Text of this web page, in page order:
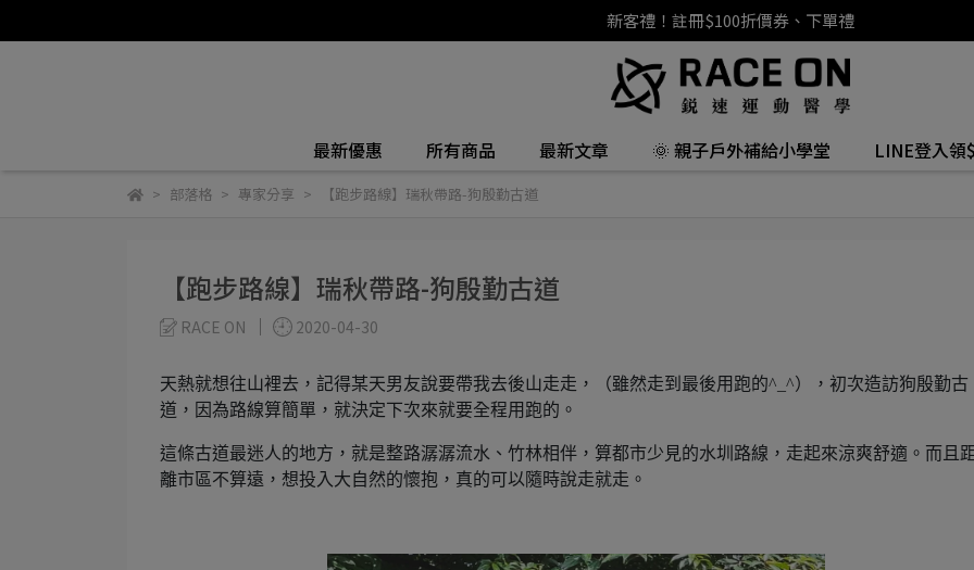
新客禮！註冊$100折價券、下單禮
最新優惠 所有商品 最新文章 🌞 親子戶外補給小學堂 LINE登入領
部落格 專家分享 【跑步路線】瑞秋帶路-狗殷勤古道
【跑步路線】瑞秋帶路-狗殷勤古道
RACE ON 2020-04-30
天熱就想往山裡去，記得某天男友說要帶我去後山走走，（雖然走到最後用跑的^_^），初次造訪狗殷勤古
道，因為路線算簡單，就決定下次來就要全程用跑的。
這條古道最迷人的地方，就是整路潺潺流水、竹林相伴，算都市少見的水圳路線，走起來涼爽舒適。而且
離市區不算遠，想投入大自然的懷抱，真的可以隨時說走就走。